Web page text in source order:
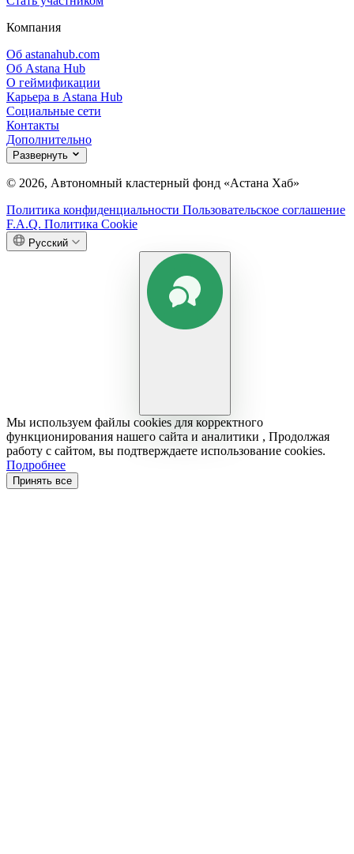
Компания
Об astanahub.com
Об Astana Hub
О геймификации
Карьера в Astana Hub
Социальные сети
Контакты
Дополнительно
Развернуть
© 2026, Автономный кластерный фонд «Астана Хаб»
Политика конфиденциальности Пользовательское соглашение
F.A.Q. Политика Cookie
Русский
Мы используем файлы cookies для корректного
функционирования нашего сайта и аналитики , Продолжая
работу с сайтом, вы подтверждаете использование cookies.
Подробнее
Принять все